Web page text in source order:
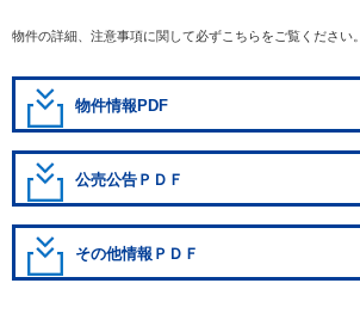
物件の詳細、注意事項に関して必ずこちらをご覧ください。
物件情報PDF
公売公告ＰＤＦ
その他情報ＰＤＦ